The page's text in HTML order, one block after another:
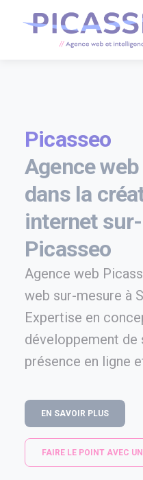
Picasseo
Agence
dans la
internet
Picasseo
Agence web
web sur-mesure à
Expertise en
développement de
présence en ligne
EN SAVOIR PLUS
FAIRE LE POINT AVEC